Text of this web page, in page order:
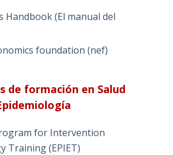
Handbook (El manual del
foundation (nef)
de formación en Salud
for Intervention
Training (EPIET)